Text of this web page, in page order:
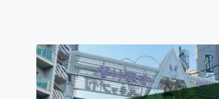
アート・写真
テクノロジー・ガジェット